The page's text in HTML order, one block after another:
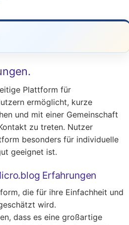
Plattform für
ermöglicht, kurze
und mit einer Gemeinschaft
zu treten. Nutzer
besonders für individuelle
geeignet ist.
Erfahrungen
die für ihre Einfachheit und
wird.
dass es eine großartige